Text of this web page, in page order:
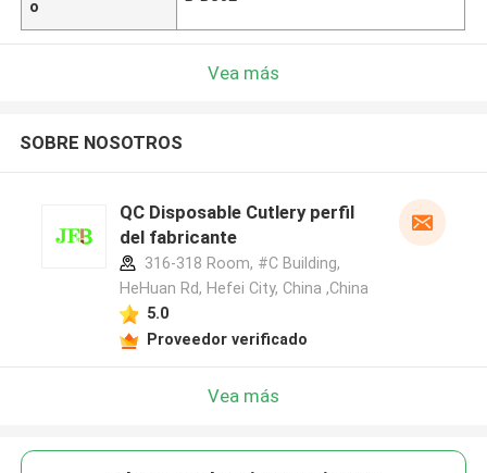
o
Vea más
SOBRE NOSOTROS
QC Disposable Cutlery perfil
del fabricante
316-318 Room, #C Building,
HeHuan Rd, Hefei City, China ,China
5.0
Proveedor verificado
Vea más